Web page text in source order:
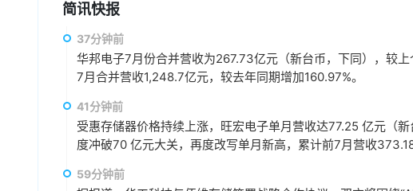
简讯快报
37分钟前
华邦电子7月份合并营收为267.73亿元（新台币，下同），较
7月合并营收1,248.7亿元，较去年同期增加160.97%。
41分钟前
受惠存储器价格持续上涨，旺宏电子单月营收达77.25 亿元（
度冲破70 亿元大关，再度改写单月新高，累计前7月营收
59分钟前